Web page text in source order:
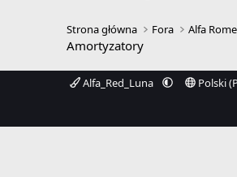
Strona główna Fora Alfa
Amortyzatory
Alfa_Red_Luna Polski